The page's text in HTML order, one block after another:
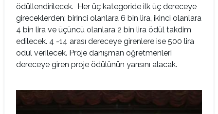
ödüllendirilecek. Her üç kategoride ilk üç dereceye
gireceklerden; birinci olanlara 6 bin lira, ikinci olanlara
4 bin lira ve üçüncü olanlara 2 bin lira ödül takdim
edilecek. 4 -14 arası dereceye girenlere ise 500 lira
ödül verilecek. Proje danışman öğretmenleri
dereceye giren proje ödülünün yarısını alacak.